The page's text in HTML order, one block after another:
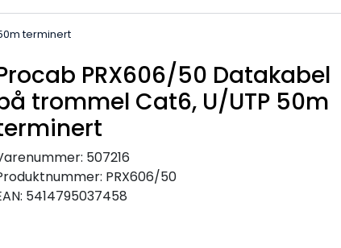
terminert
PRX606/50 Datakabel
trommel Cat6, U/UTP 50m
507216
PRX606/50
5414795037458